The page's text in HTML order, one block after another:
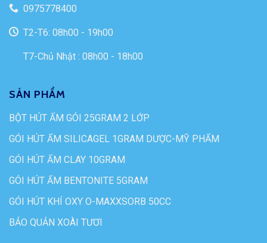
0975778400
T2-T6: 08h00 - 19h00
T7-Chủ Nhật : 08h00 - 18h00
SẢN PHẨM
BỘT HÚT ẨM GÓI 25GRAM 2 LỚP
GÓI HÚT ẨM SILICAGEL 1GRAM DƯỢC-MỸ PHẨM
GÓI HÚT ẨM CLAY 10GRAM
GÓI HÚT ẨM BENTONITE 5GRAM
GÓI HÚT KHÍ OXY O-MAXXSORB 50CC
BẢO QUẢN XOÀI TƯƠI